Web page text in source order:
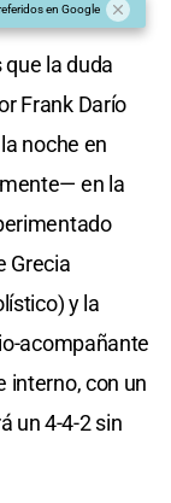
en Google
la duda
Frank Darío
noche en
en la
Grecia
y la
acompañante
interno, con un
un 4-4-2 sin